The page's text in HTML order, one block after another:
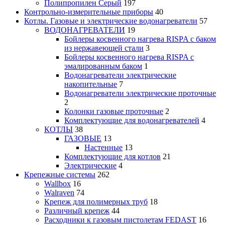
Полипропилен Серый 197
Контрольно-измерительные приборы 40
Котлы. Газовые и электрические водонагреватели 57
ВОДОНАГРЕВАТЕЛИ 19
Бойлеры косвенного нагрева RISPA с баком
из нержавеющей стали 3
Бойлеры косвенного нагрева RISPA с
эмалированным баком 1
Водонагреватели электрические
накопительные 7
Водонагреватели электрические проточные
2
Колонки газовые проточные 2
Комплектующие для водонагревателей 4
КОТЛЫ 38
ГАЗОВЫЕ 13
Настенные 13
Комплектующие для котлов 21
Электрические 4
Крепежные системы 262
Wallbox 16
Walraven 74
Крепеж для полимерных труб 18
Различный крепеж 44
Расходники к газовым пистолетам FEDAST 16